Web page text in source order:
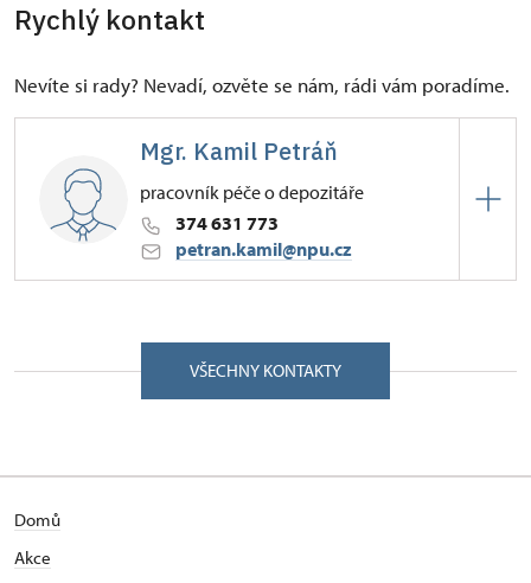
Rychlý kontakt
Nevíte si rady? Nevadí, ozvěte se nám, rádi vám poradíme.
Mgr. Kamil Petráň
pracovník péče o depozitáře
374 631 773
petran.kamil@npu.cz
Pozorka 1/, Kladruby u Stříbra 34961
VŠECHNY KONTAKTY
Domů
Akce